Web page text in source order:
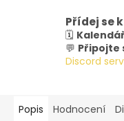
Přídej se
🗓️
💬 Připojte
Discord
Popis Hodnocení